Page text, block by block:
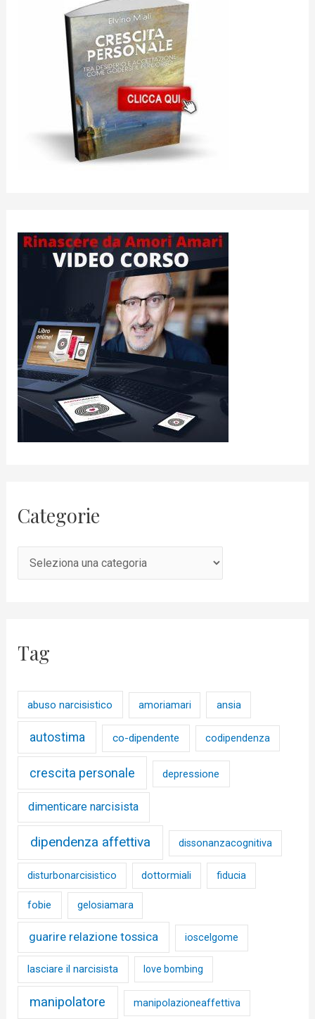
Categorie
Tag
abuso narcisistico amoriamari ansia
autostima co-dipendente codipendenza
crescita personale depressione
dimenticare narcisista
dipendenza affettiva dissonanzacognitiva
disturbonarcisistico dottormiali fiducia
fobie gelosiamara
guarire relazione tossica ioscelgome
lasciare il narcisista love bombing
manipolatore manipolazioneaffettiva